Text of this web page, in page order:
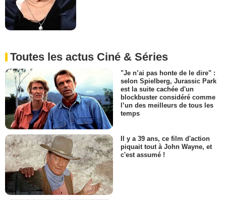
Toutes les actus Ciné & Séries
"Je n’ai pas honte de le dire" :
selon Spielberg, Jurassic Park
est la suite cachée d'un
blockbuster considéré comme
l’un des meilleurs de tous les
temps
Il y a 39 ans, ce film d'action
piquait tout à John Wayne, et
c'est assumé !